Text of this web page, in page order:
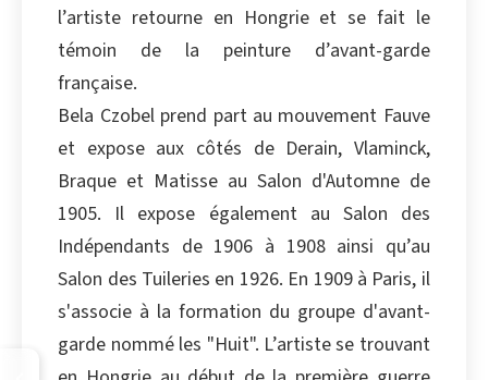
l’artiste retourne en Hongrie et se fait le
témoin de la peinture d’avant-garde
française.
Bela Czobel prend part au mouvement Fauve
et expose aux côtés de Derain, Vlaminck,
Braque et Matisse au Salon d'Automne de
1905. Il expose également au Salon des
Indépendants de 1906 à 1908 ainsi qu’au
Salon des Tuileries en 1926. En 1909 à Paris, il
s'associe à la formation du groupe d'avant-
garde nommé les "Huit". L’artiste se trouvant